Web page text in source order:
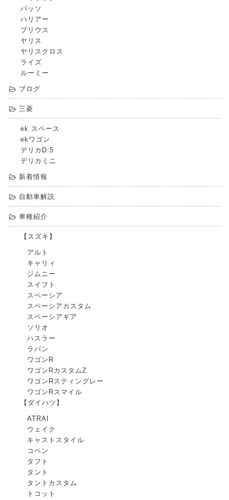
パッソ
ハリアー
プリウス
ヤリス
ヤリスクロス
ライズ
ルーミー
ブログ
三菱
ek スペース
ekワゴン
デリカD:5
デリカミニ
新着情報
自動車解説
車種紹介
【スズキ】
アルト
キャリィ
ジムニー
スイフト
スペーシア
スペーシアカスタム
スペーシアギア
ソリオ
ハスラー
ラパン
ワゴンR
ワゴンRカスタムZ
ワゴンRスティングレー
ワゴンRスマイル
【ダイハツ】
ATRAI
ウェイク
キャストスタイル
コペン
タフト
タント
タントカスタム
トコット